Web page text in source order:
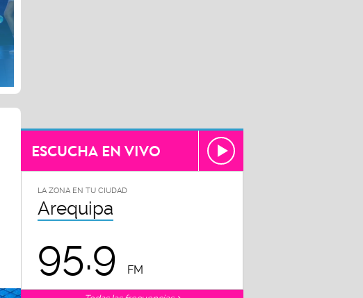
ESCUCHA EN VIVO
LA ZONA EN TU CIUDAD
Arequipa
95.9 FM